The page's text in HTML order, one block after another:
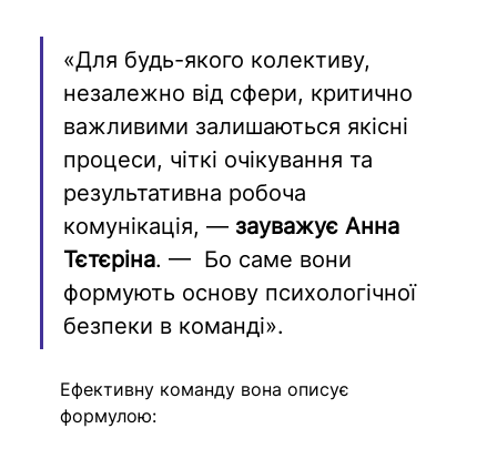
«Для будь-якого колективу,
незалежно від сфери, критично
важливими залишаються якісні
процеси, чіткі очікування та
результативна робоча
комунікація, — зауважує Анна
Тєтєріна. —  Бо саме вони
формують основу психологічної
безпеки в команді».
Ефективну команду вона описує
формулою: